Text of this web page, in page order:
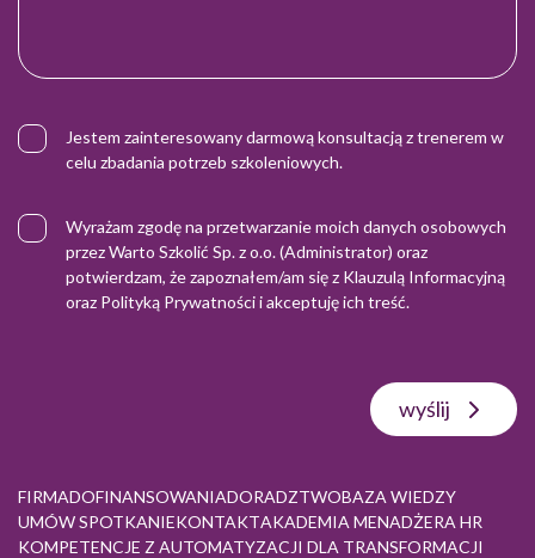
Jestem zainteresowany darmową konsultacją z trenerem w
celu zbadania potrzeb szkoleniowych.
Wyrażam zgodę na przetwarzanie moich danych osobowych
przez Warto Szkolić Sp. z o.o. (Administrator) oraz
potwierdzam, że zapoznałem/am się z Klauzulą Informacyjną
oraz Polityką Prywatnościi akceptuję ich treść.
wyślij
FIRMADOFINANSOWANIADORADZTWOBAZA WIEDZY
UMÓW SPOTKANIEKONTAKTAKADEMIA MENADŻERA HR
KOMPETENCJE Z AUTOMATYZACJI DLA TRANSFORMACJI